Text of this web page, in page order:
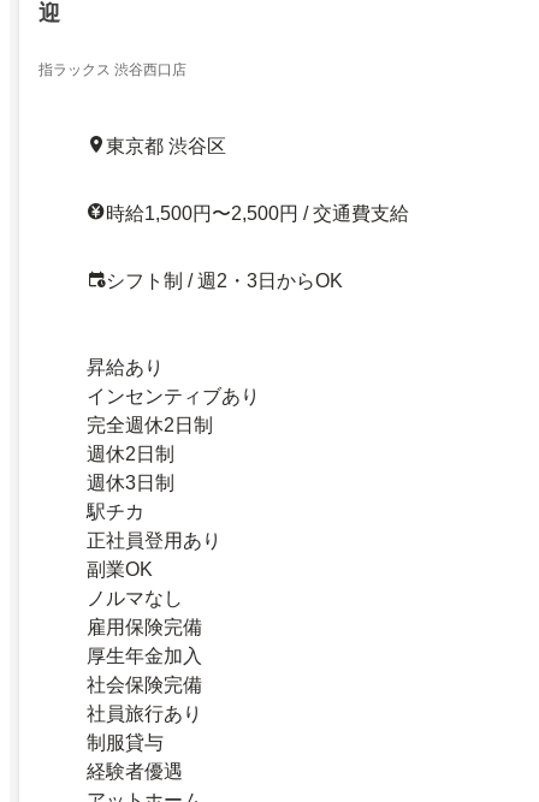
迎
指ラックス 渋谷西口店
東京都 渋谷区
時給1,500円〜2,500円 / 交通費支給
シフト制 / 週2・3日からOK
昇給あり
インセンティブあり
完全週休2日制
週休2日制
週休3日制
駅チカ
正社員登用あり
副業OK
ノルマなし
雇用保険完備
厚生年金加入
社会保険完備
社員旅行あり
制服貸与
経験者優遇